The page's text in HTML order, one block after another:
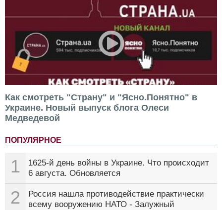
Как смотреть "Страну" и "Ясно.Понятно" в
Украине. Новый выпуск блога Олеси
Медведевой
ПОПУЛЯРНОЕ
1
1625-й день войны в Украине. Что происходит
6 августа. Обновляется
2
Россия нашла противодействие практически
всему вооружению НАТО - Залужный